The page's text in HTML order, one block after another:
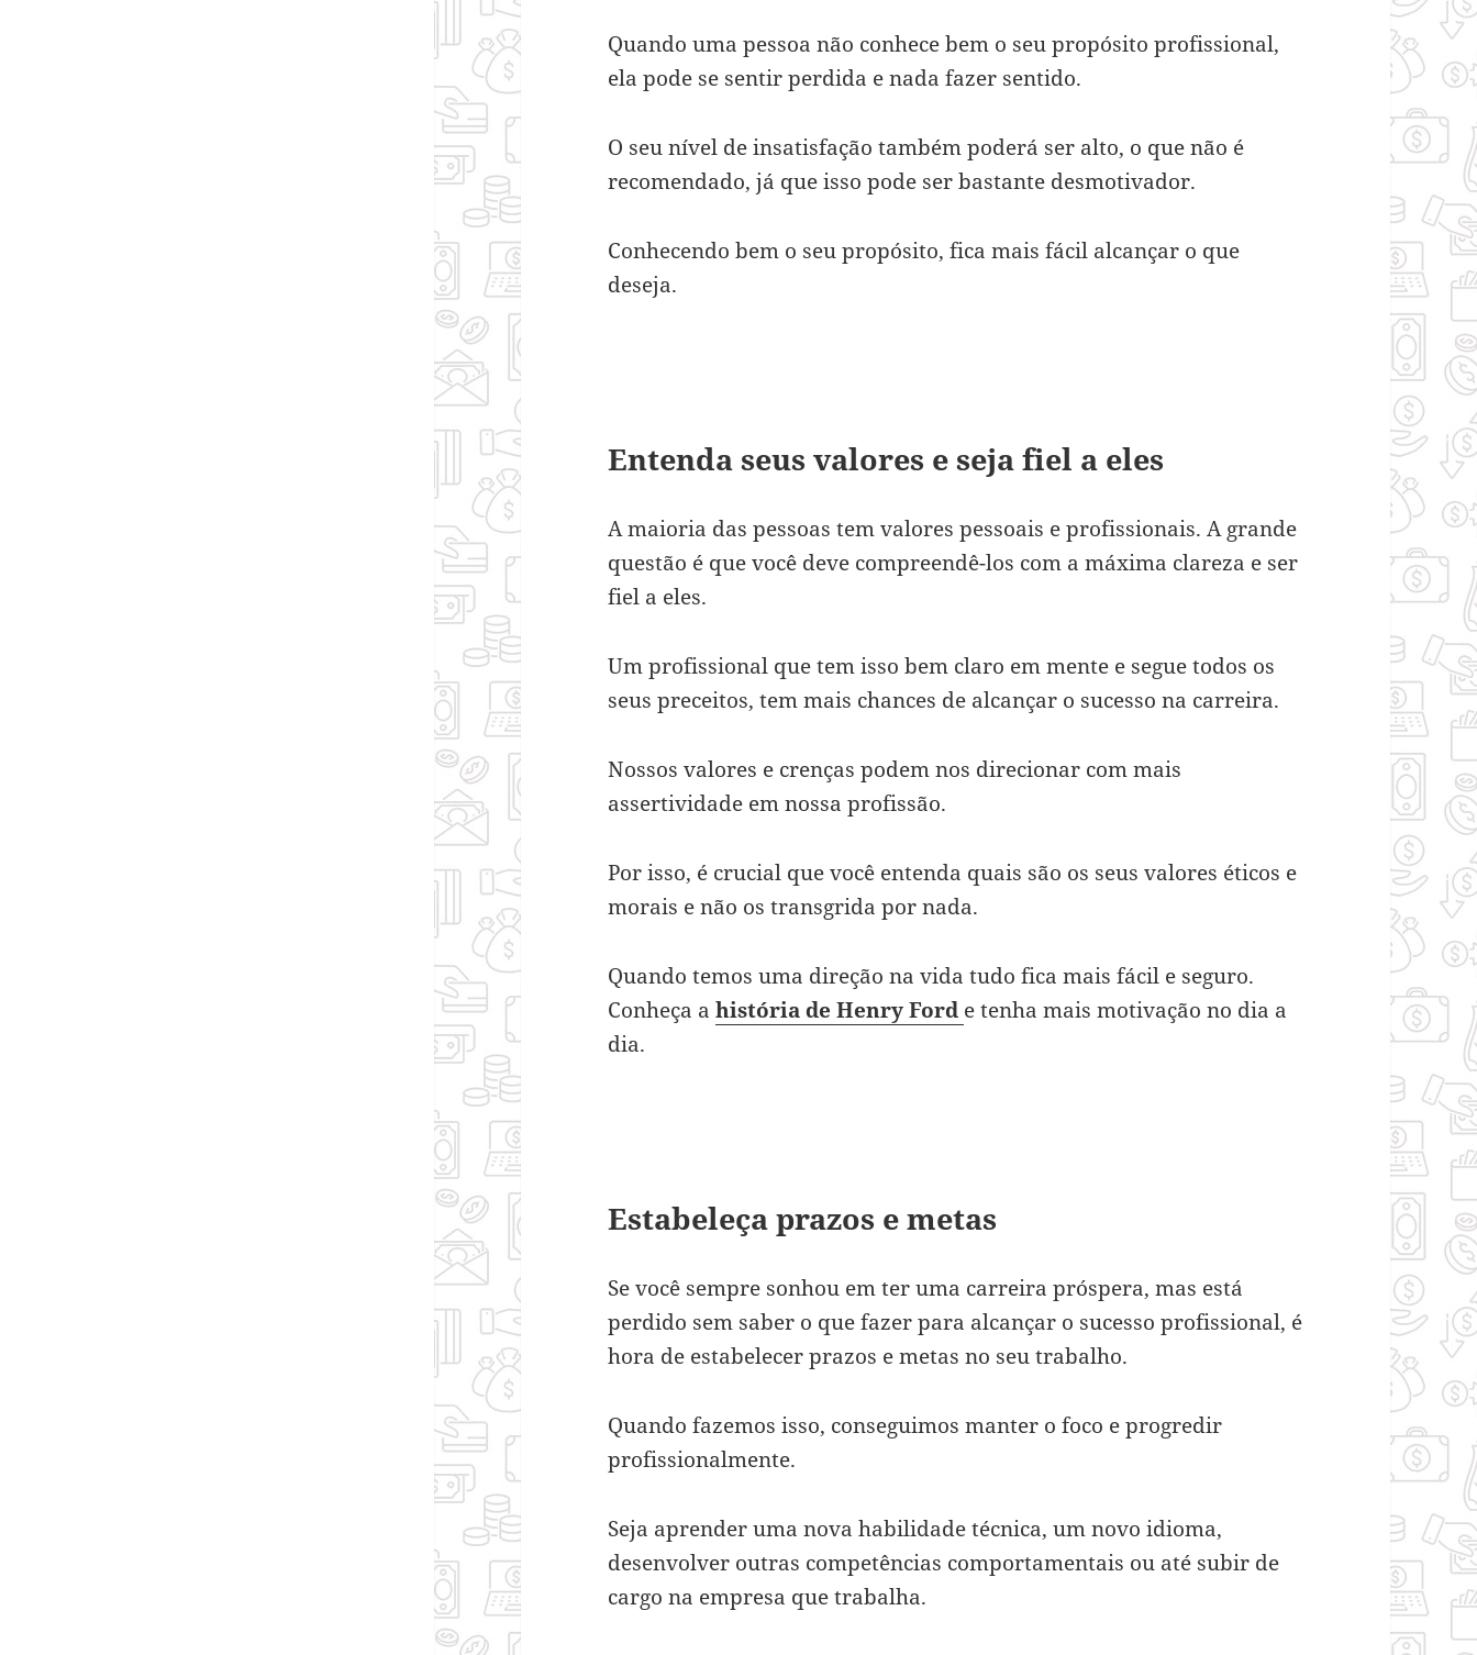
Quando uma pessoa não conhece bem o seu propósito profissional,
ela pode se sentir perdida e nada fazer sentido.
O seu nível de insatisfação também poderá ser alto, o que não é
recomendado, já que isso pode ser bastante desmotivador.
Conhecendo bem o seu propósito, fica mais fácil alcançar o que
deseja.
Entenda seus valores e seja fiel a eles
A maioria das pessoas tem valores pessoais e profissionais. A grande
questão é que você deve compreendê-los com a máxima clareza e ser
fiel a eles.
Um profissional que tem isso bem claro em mente e segue todos os
seus preceitos, tem mais chances de alcançar o sucesso na carreira.
Nossos valores e crenças podem nos direcionar com mais
assertividade em nossa profissão.
Por isso, é crucial que você entenda quais são os seus valores éticos e
morais e não os transgrida por nada.
Quando temos uma direção na vida tudo fica mais fácil e seguro.
Conheça ahistória de Henry Ford e tenha mais motivação no dia a
dia.
Estabeleça prazos e metas
Se você sempre sonhou em ter uma carreira próspera, mas está
perdido sem saber o que fazer para alcançar o sucesso profissional, é
hora de estabelecer prazos e metas no seu trabalho.
Quando fazemos isso, conseguimos manter o foco e progredir
profissionalmente.
Seja aprender uma nova habilidade técnica, um novo idioma,
desenvolver outras competências comportamentais ou até subir de
cargo na empresa que trabalha.